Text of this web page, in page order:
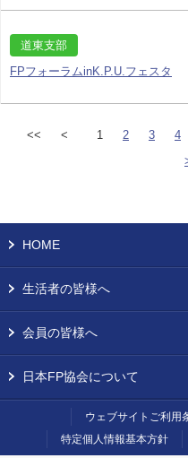
道東支部
FPフォーラムinK.P.U.フェスタ
<< < 1 2 3 4
HOME
生活者の皆様へ
会員の皆様へ
日本FP協会について
ウェブサイトご利用
特定個人情報基本方針